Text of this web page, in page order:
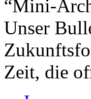
“Mini-
Unser
Zeit, die